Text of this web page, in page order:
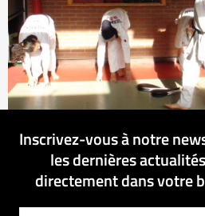
Inscrivez-vous à notre
les dernières
directement dans votre